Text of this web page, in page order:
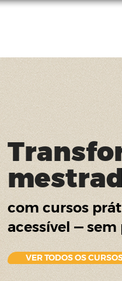
com cursos
acessível —
VER TODOS OS